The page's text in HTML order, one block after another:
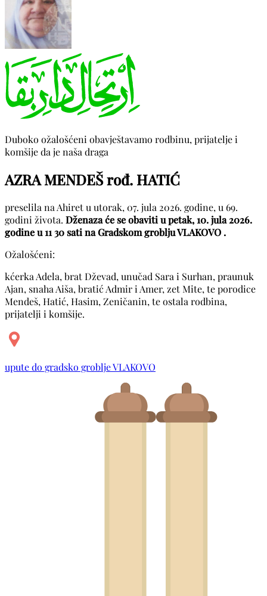
Duboko ožalošćeni obavještavamo rodbinu, prijatelje i
komšije da je naša draga
AZRA MENDEŠ rođ. HATIĆ
preselila na Ahiret u utorak, 07. jula 2026. godine, u 69.
godini života. Dženaza će se obaviti u petak, 10. jula 2026.
godine u 11 30 sati na Gradskom groblju VLAKOVO .
Ožalošćeni:
kćerka Adela, brat Dževad, unučad Sara i Surhan, praunuk
Ajan, snaha Aiša, bratić Admir i Amer, zet Mite, te porodice
Mendeš, Hatić, Hasim, Zeničanin, te ostala rodbina,
prijatelji i komšije.
upute do gradsko groblje VLAKOVO